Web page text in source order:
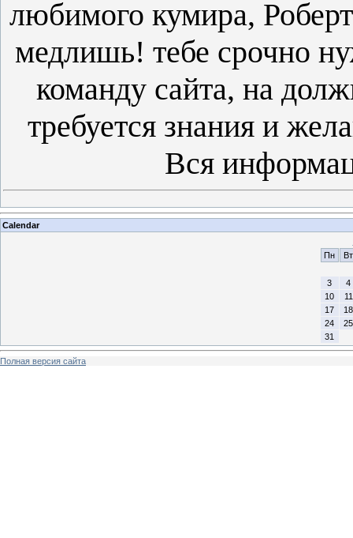
любимого кумира,
медлишь! тебе срочно
команду сайта, на
требуется знания и
Вся
Calendar
Пн
Вт
3
4
10
11
17
18
24
25
31
Полная версия сайта